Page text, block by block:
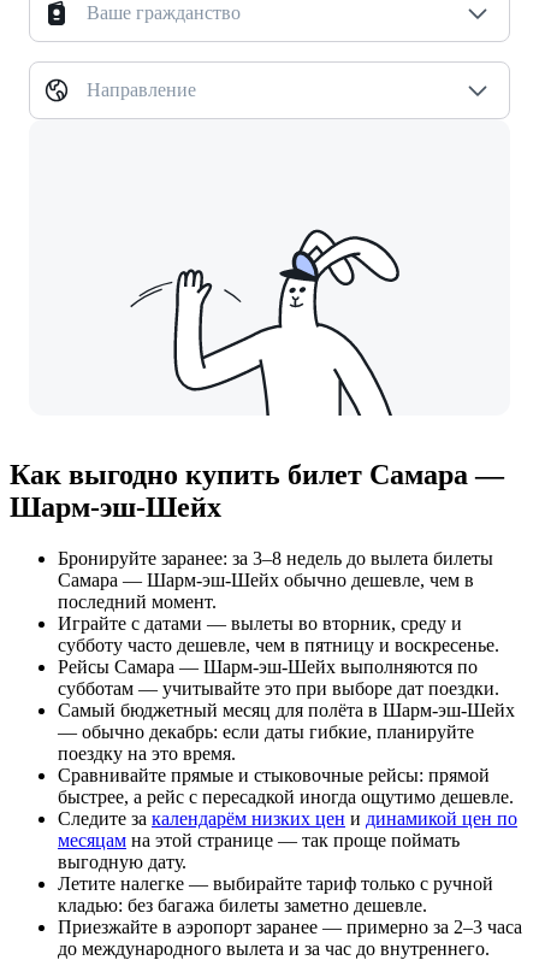
Ваше гражданство
Направление
Как выгодно купить билет Самара —
Шарм-эш-Шейх
Бронируйте заранее: за 3–8 недель до вылета билеты
Самара — Шарм-эш-Шейх обычно дешевле, чем в
последний момент.
Играйте с датами — вылеты во вторник, среду и
субботу часто дешевле, чем в пятницу и воскресенье.
Рейсы Самара — Шарм-эш-Шейх выполняются по
субботам — учитывайте это при выборе дат поездки.
Самый бюджетный месяц для полёта в Шарм-эш-Шейх
— обычно декабрь: если даты гибкие, планируйте
поездку на это время.
Сравнивайте прямые и стыковочные рейсы: прямой
быстрее, а рейс с пересадкой иногда ощутимо дешевле.
Следите за календарём низких цен и динамикой цен по
месяцам на этой странице — так проще поймать
выгодную дату.
Летите налегке — выбирайте тариф только с ручной
кладью: без багажа билеты заметно дешевле.
Приезжайте в аэропорт заранее — примерно за 2–3 часа
до международного вылета и за час до внутреннего.